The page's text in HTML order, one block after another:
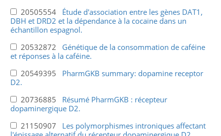
20505554 Étude d'association entre les gènes DAT1,
DBH et DRD2 et la dépendance à la cocaïne dans un
échantillon espagnol.
20532872 Génétique de la consommation de caféine
et réponses à la caféine.
20549395 PharmGKB summary: dopamine receptor
D2.
20736885 Résumé PharmGKB : récepteur
dopaminergique D2.
21150907 Les polymorphismes introniques affectant